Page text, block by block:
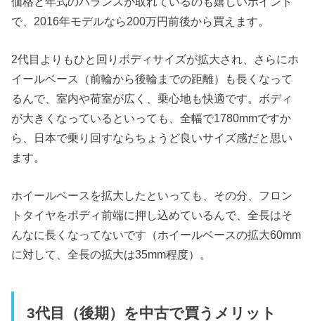
で、2016年モデルなら200万円前後から買えます。
2代目よりもひと回りボディサイズが拡大され、さらにホ
イールベース（前輪から後輪までの距離）も長くなって
るんで、室内や荷室が広く、乗心地も快適です。ボディ
が大きくなっているといっても、全幅で1780mmですか
ら、日本で乗り回すならちょうど良いサイズ感だと思い
ます。
ホイールベースを拡大したといっても、その分、フロン
トタイヤをボディ前端に押し込めているんで、全長はそ
んなに長くなってないです（ホイールベースの拡大60mm
に対して、全長の拡大は35mm程度）。
3代目（後期）を中古で買うメリット